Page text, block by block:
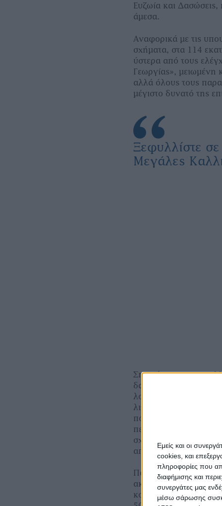
Εμείς και οι
cookies, και
πληροφορίες που
διαφήμισης και
συνεργάτες μας
μέσω σάρωσης
Ευζωία και
άμεσα.
Αναφορικά με τις
σχήματα, στα 114
ύστερα από τους
Γεωργίας», μειωμένη
αλλά όλους τους
μέγιστο δυνατό της
Ξεφυλλίστε
Μεγάλες
Σημειώνεται πως τα
δαπάνη και όχι
λογαριασμούς των
λιγότερα, και τα
ποιοι παραγωγοί
περίπτωση, το
σχέση με το έτος
από την ΑΑΔΕ και τα
Παράλληλα
ακόμη οκτώ
κομποστοποίηση με